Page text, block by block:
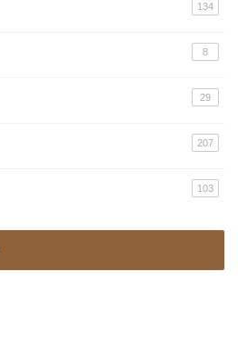
134
8
29
207
103